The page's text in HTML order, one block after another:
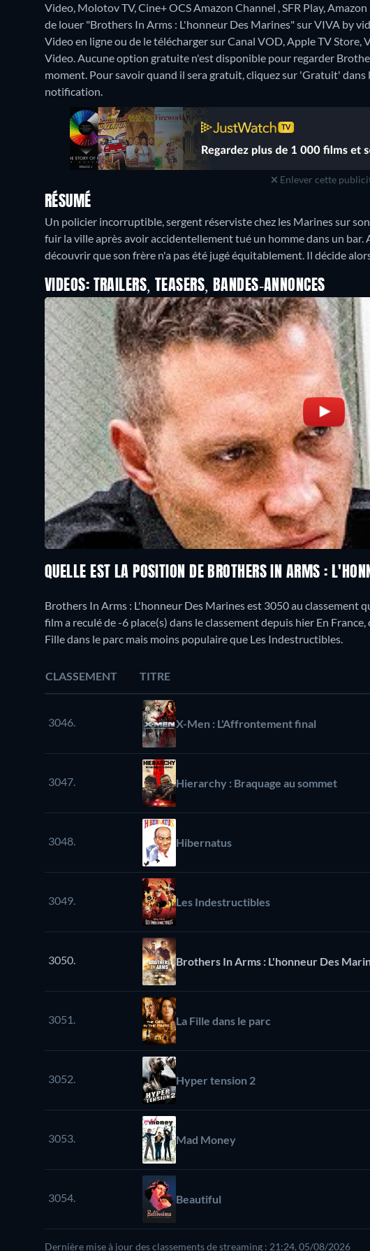
Video, Molotov TV, Cine+ OCS Amazon Channel , SFR Play,
de louer "Brothers In Arms : L'honneur Des Marines" sur VIVA by
Video en ligne ou de le télécharger sur Canal VOD, Apple TV
Video.Aucune option gratuite n'est disponible pour regarder
moment. Pour savoir quand il sera gratuit, cliquez sur 'Gratuit' dans
notification.
Enlever cette
RÉSUMÉ
Un policier incorruptible, sergent réserviste chez les Marines sur
fuir la ville après avoir accidentellement tué un homme dans un
découvrir que son frère n'a pas été jugé équitablement. Il décide
VIDEOS: TRAILERS, TEASERS, BANDES-ANNONCES
QUELLE EST LA POSITION DE BROTHERS IN ARMS :
Brothers In Arms : L'honneur Des Marines est 3050 au classement
film a reculé de -6 place(s) dans le classement depuis hier En
Fille dans le parc mais moins populaire que Les Indestructibles.
CLASSEMENT TITRE
3046. X-Men : L'Affrontement final
3047. Hierarchy : Braquage au sommet
3048. Hibernatus
3049. Les Indestructibles
3050. Brothers In Arms : L'honneur Des
3051. La Fille dans le parc
3052. Hyper tension 2
3053. Mad Money
3054. Beautiful
Dernière mise à jour des classements de streaming : 21:24, 05/08/2026